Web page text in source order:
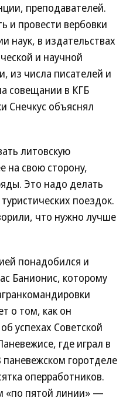
преподавателей.
и провести вербовки
наук, в издательствах
и научной
из числа писателей и
совещании в КГБ
Снечкус объяснял
литовскую
на свою сторону,
Это надо делать
поездок.
что нужно лучше
понадобился и
Банионис, которому
о том, как он
успехах Советской
где играл в
горотделе
оперработников.
«по пятой линии» —